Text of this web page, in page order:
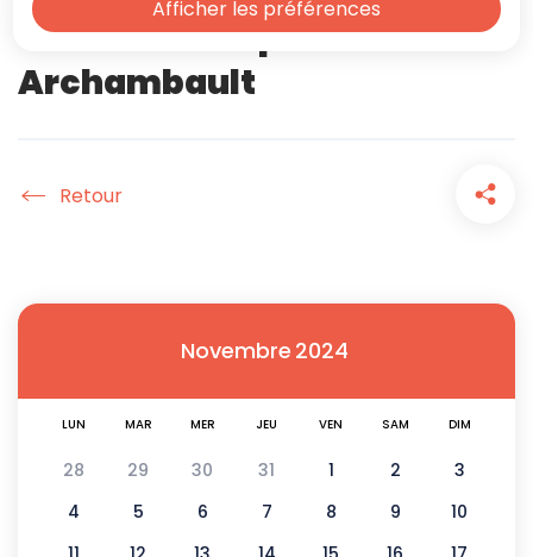
Afficher les préférences
charmantes" par Élise
Archambault
Accueil
Novembre 2024
LUN MAR MER JEU VEN SAM DIM
28 29 30 31 1 2
3
4
5 6 7 8 9
10